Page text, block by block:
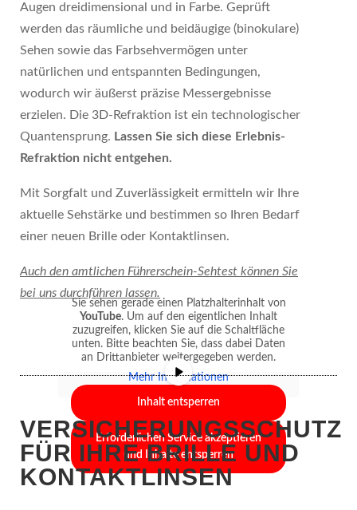
Augen dreidimensional und in Farbe. Geprüft
werden das räumliche und beidäugige (binokulare)
Sehen sowie das Farbsehvermögen unter
natürlichen und entspannten Bedingungen,
wodurch wir äußerst präzise Messergebnisse
erzielen. Die 3D-Refraktion ist ein technologischer
Quantensprung. Lassen Sie sich diese Erlebnis-
Refraktion nicht entgehen.
Mit Sorgfalt und Zuverlässigkeit ermitteln wir Ihre
aktuelle Sehstärke und bestimmen so Ihren Bedarf
einer neuen Brille oder Kontaktlinsen.
Auch den amtlichen Führerschein-Sehtest können Sie
bei uns durchführen lassen.
Sie sehen gerade einen Platzhalterinhalt von
YouTube. Um auf den eigentlichen Inhalt
zuzugreifen, klicken Sie auf die Schaltfläche
unten. Bitte beachten Sie, dass dabei Daten
an Drittanbieter weitergegeben werden.
Mehr Informationen
Inhalt entsperren
Erforderlichen Service akzeptieren
und Inhalte entsperren
VERSICHERUNGSSCHUTZ
FÜR IHRE BRILLE UND
KONTAKTLINSEN